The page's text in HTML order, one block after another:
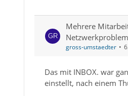
Mehrere
gross-umstaedter
Das mit INBOX. war
einstellt, nach einem